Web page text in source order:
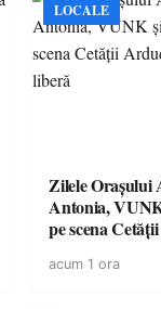
LOCALE
Zilele Orașului
Antonia,
pe scena
acum 1 ora